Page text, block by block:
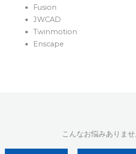
Fusion
JWCAD
Twinmotion
Enscape
こんなお悩みありませ